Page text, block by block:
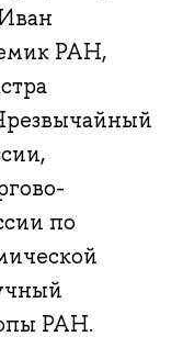
РАН,
по
РАН.